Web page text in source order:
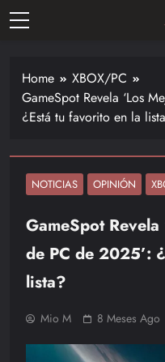
Skip
Home
XBOX/PC
GameSpot Revela ‘Los
¿Está tu favorito en la
NOTICIAS OPINIÓN
GameSpot
de PC de 2025’:
lista?
Mio M 8 Meses Ago